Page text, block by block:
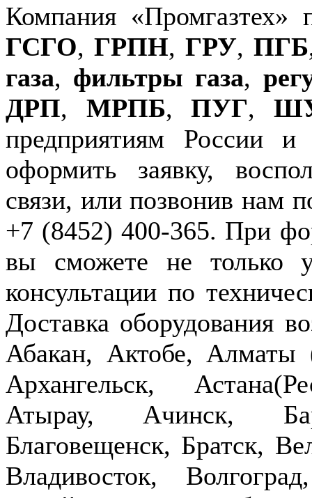
Компания «Промгазтех»
ГСГО, ГРПН, ГРУ, ПГБ
газа, фильтры газа,
ДРП, МРПБ,ПУГ,
предприятиям России
оформить заявку,
связи, или позвонив нам
+7 (8452) 400-365. При
вы сможете не только
консультации по
Доставка оборудования
Абакан, Актобе,
Архангельск,
Атырау, Ачинск,
Благовещенск, Братск,
Владивосток,